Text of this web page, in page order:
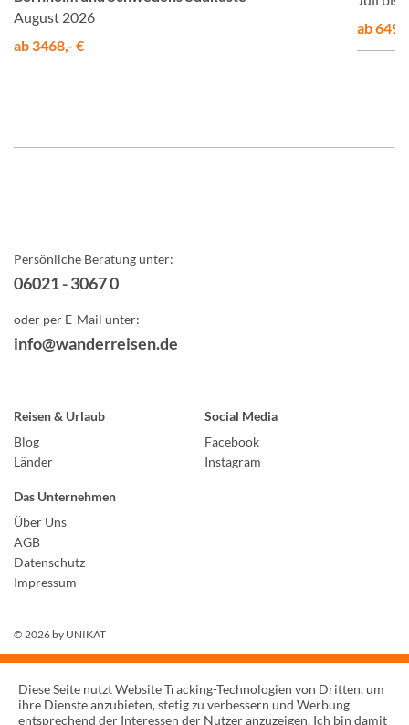
August 2026
ab 3468,- €
ab
Persönliche Beratung unter:
06021 - 3067 0
oder per E-Mail unter:
info@wanderreisen.de
Reisen & Urlaub
Blog
Länder
Social Media
Facebook
Instagram
Das Unternehmen
Über Uns
AGB
Datenschutz
Impressum
© 2026 by UNIKAT
Diese Seite nutzt Website Tracking-Technologien von Dritten, um
ihre Dienste anzubieten, stetig zu verbessern und Werbung
entsprechend der Interessen der Nutzer anzuzeigen. Ich bin damit